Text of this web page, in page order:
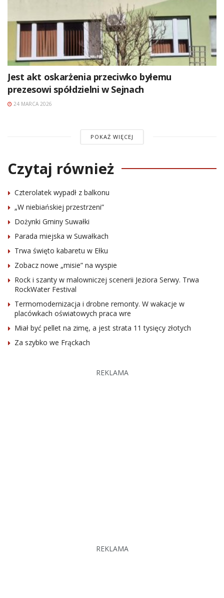
Jest akt oskarżenia przeciwko byłemu
prezesowi spółdzielni w Sejnach
24 MARCA 2026
POKAŻ WIĘCEJ
Czytaj również
Czterolatek wypadł z balkonu
„W niebiańskiej przestrzeni”
Dożynki Gminy Suwałki
Parada miejska w Suwałkach
Trwa święto kabaretu w Ełku
Zobacz nowe „misie” na wyspie
Rock i szanty w malowniczej scenerii Jeziora Serwy. Trwa
RockWater Festival
Termomodernizacja i drobne remonty. W wakacje w
placówkach oświatowych praca wre
Miał być pellet na zimę, a jest strata 11 tysięcy złotych
Za szybko we Frąckach
REKLAMA
REKLAMA